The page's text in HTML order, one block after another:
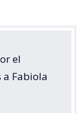
el
a Fabiola